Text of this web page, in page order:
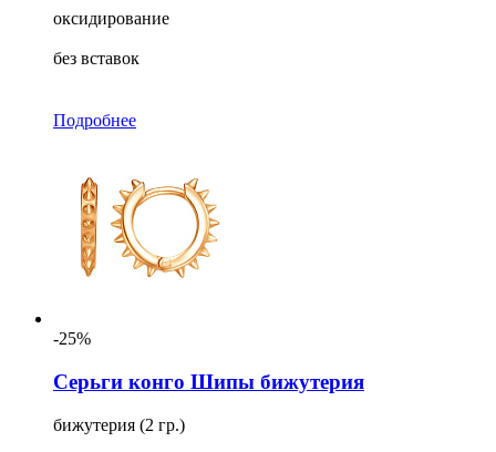
оксидирование
без вставок
Подробнее
-25%
Серьги конго Шипы бижутерия
бижутерия (2 гр.)